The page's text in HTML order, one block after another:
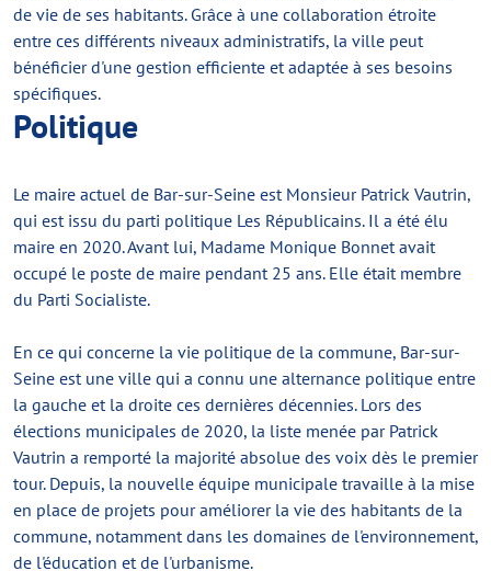
de vie de ses habitants. Grâce à une collaboration étroite
entre ces différents niveaux administratifs, la ville peut
bénéficier d'une gestion efficiente et adaptée à ses besoins
spécifiques.
Politique
Le maire actuel de Bar-sur-Seine est Monsieur Patrick Vautrin,
qui est issu du parti politique Les Républicains. Il a été élu
maire en 2020. Avant lui, Madame Monique Bonnet avait
occupé le poste de maire pendant 25 ans. Elle était membre
du Parti Socialiste.
En ce qui concerne la vie politique de la commune, Bar-sur-
Seine est une ville qui a connu une alternance politique entre
la gauche et la droite ces dernières décennies. Lors des
élections municipales de 2020, la liste menée par Patrick
Vautrin a remporté la majorité absolue des voix dès le premier
tour. Depuis, la nouvelle équipe municipale travaille à la mise
en place de projets pour améliorer la vie des habitants de la
commune, notamment dans les domaines de l'environnement,
de l'éducation et de l'urbanisme.